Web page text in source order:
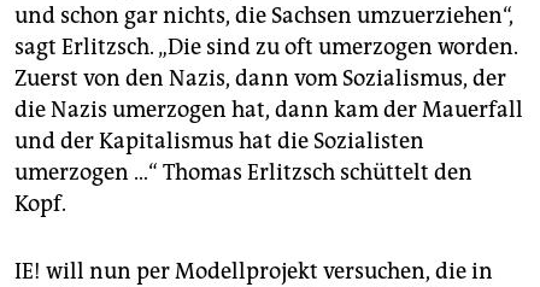
und schon gar nichts, die Sachsen umzuerziehen“,
sagt Erlitzsch. „Die sind zu oft umerzogen worden.
Zuerst von den Nazis, dann vom Sozialismus, der
die Nazis umerzogen hat, dann kam der Mauerfall
und der Kapitalismus hat die Sozialisten
umerzogen …“ Thomas Erlitzsch schüttelt den
Kopf.
IE! will nun per Modellprojekt versuchen, die in